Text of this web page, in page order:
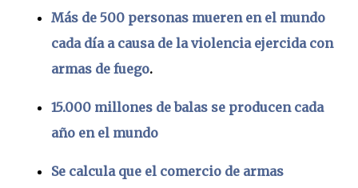
Más de 500 personas mueren en el mundo
cada día a causa de la violencia ejercida con
armas de fuego.
15.000 millones de balas se producen cada
año en el mundo
Se calcula que el comercio de armas